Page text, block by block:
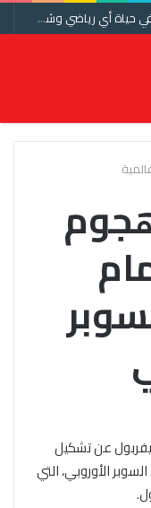
محمد حشيش : مقابلة الرئيس أعظم لحظة في حياة أي رياضي وشكرا اتحاد الكرة ومنتخب مصر
عن تشكيل
الأوروبي، التي